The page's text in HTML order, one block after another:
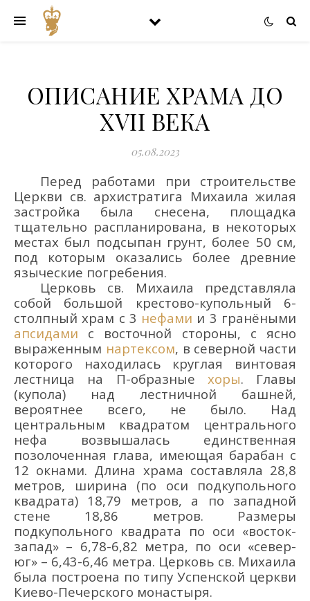
ОПИСАНИЕ ХРАМА ДО
XVII ВЕКА
05.08.2023
Перед работами при строительстве
Церкви св. архистратига Михаила жилая
застройка была снесена, площадка
тщательно распланирована, в некоторых
местах был подсыпан грунт, более 50 см,
под которым оказались более древние
языческие погребения.
Церковь св. Михаила представляла
собой большой крестово-купольный 6-
столпный храм с 3 нефами и 3 гранёными
апсидами с восточной стороны, с ясно
выраженным нартексом, в северной части
которого находилась круглая винтовая
лестница на П-образные хоры. Главы
(купола) над лестничной башней,
вероятнее всего, не было. Над
центральным квадратом центрального
нефа возвышалась единственная
позолоченная глава, имеющая барабан с
12 окнами. Длина храма составляла 28,8
метров, ширина (по оси подкупольного
квадрата) 18,79 метров, а по западной
стене 18,86 метров. Размеры
подкупольного квадрата по оси «восток-
запад» – 6,78-6,82 метра, по оси «север-
юг» – 6,43-6,46 метра. Церковь св. Михаила
была построена по типу Успенской церкви
Киево-Печерского монастыря.